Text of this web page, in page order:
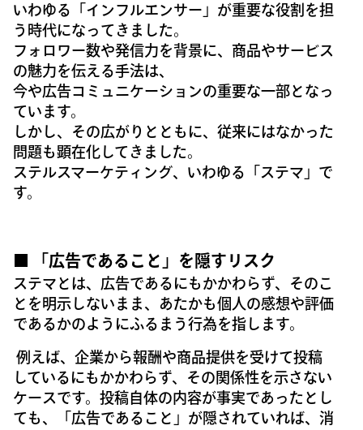
いわゆる「インフルエンサー」が重要な役割を担
う時代になってきました。
フォロワー数や発信力を背景に、商品やサービス
の魅力を伝える手法は、
今や広告コミュニケーションの重要な一部となっ
ています。
しかし、その広がりとともに、従来にはなかった
問題も顕在化してきました。
ステルスマーケティング、いわゆる「ステマ」で
す。
■ 「広告であること」を隠すリスク
ステマとは、広告であるにもかかわらず、そのこ
とを明示しないまま、あたかも個人の感想や評価
であるかのようにふるまう行為を指します。
例えば、企業から報酬や商品提供を受けて投稿
しているにもかかわらず、その関係性を示さない
ケースです。投稿自体の内容が事実であったとし
ても、「広告であること」が隠されていれば、消